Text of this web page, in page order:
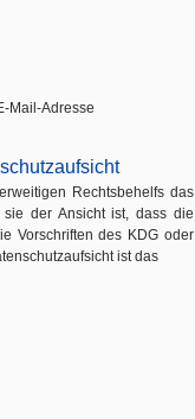
Mail-Adresse
Rechtsbehelfs das
sie der Ansicht ist, dass die
Vorschriften des KDG oder
ist das